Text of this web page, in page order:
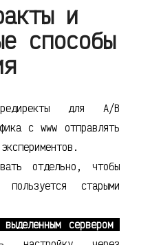
и
способы
для A/B
с www отправлять
отдельно, чтобы
старыми
выделенным сервером